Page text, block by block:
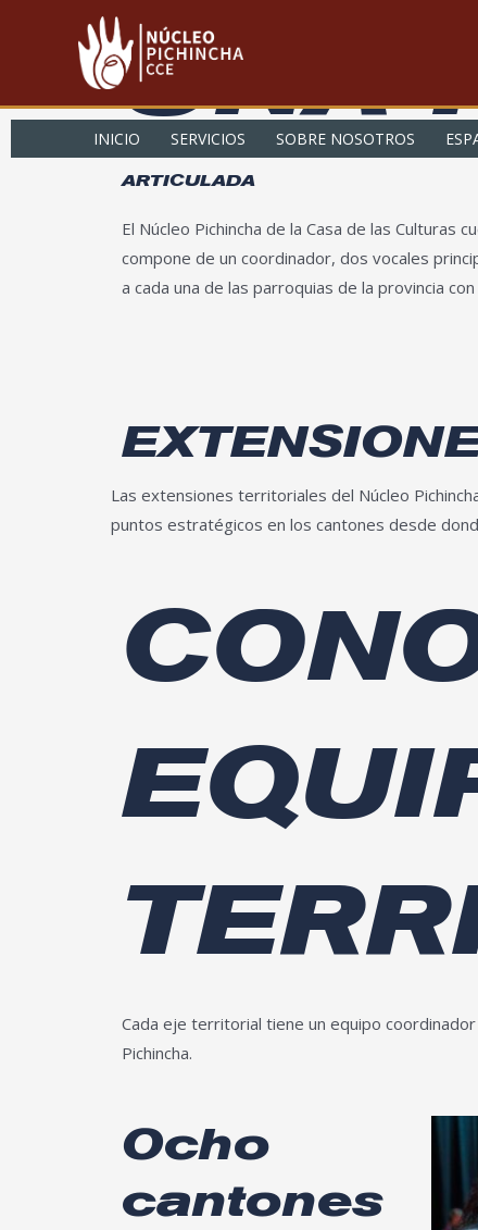
INICIO SERVICIOS SOBRE NOSOTROS
UNA
ARTICULADA
El Núcleo Pichincha de la Casa de las Culturas
compone de un coordinador, dos vocales
a cada una de las parroquias de la provincia
Las extensiones territoriales del Núcleo
puntos estratégicos en los cantones desde
Cada eje territorial tiene un equipo
Pichincha.
Ocho
cantones